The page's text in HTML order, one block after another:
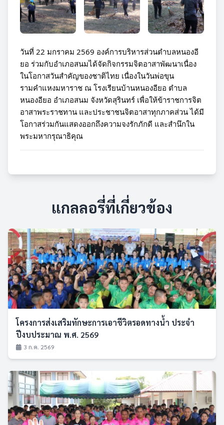
วันที่ 22 มกราคม 2569 องค์การบริหารส่วนตำบลหนองอี
ยอ ร่วมกับอำเภอสนมได้จัดกิจกรรมจิตอาสาพัฒนาเนื่อง
ในโอกาสวันสำคัญของชาติไทย เนื่องในวันพ่อขุน
รามคำแหงมหาราช ณ โรงเรียนบ้านหนองอียอ ตำบล
หนองอียอ อำเภอสนม จังหวัดสุรินทร์ เพื่อให้ข้าราชการจิต
อาสาพระราชทาน และประชาชนจิตอาสาทุกภาคส่วน ได้มี
โอกาสร่วมกันแสดงออกถึงความจงรักภักดี และสำนึกใน
พระมหากรุณาธิคุณ
แกลลอรี่ที่เกี่ยวข้อง
โครงการส่งเสริมทักษะการเอาชีวิตรอดทางน้ำ ประจำ
ปีงบประมาณ พ.ศ. 2569
3 ก.ค. 2569